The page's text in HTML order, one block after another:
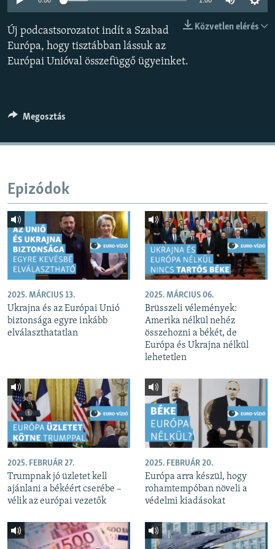
EURÓPAI UNIÓ
VILÁG
KLÍMAVÁLTOZÁS
KÖVESSEN MINKET!
Közvetlen elérés
Új podcastsorozatot indít a Szabad
Európa, hogy tisztábban lássuk az
Európai Unióval összefüggő ügyeinket.
Megosztás
Epizódok
2025. MÁRCIUS 13.
Ukrajna és az Európai Unió
biztonsága egyre inkább
elválaszthatatlan
2025. MÁRCIUS 06.
Brüsszeli vélemények:
Amerika nélkül nehéz
összehozni a békét, de
Európa és Ukrajna nélkül
lehetetlen
2025. FEBRUÁR 27.
Trumpnak jó üzletet kell
ajánlani a békéért cserébe –
vélik az európai vezetők
2025. FEBRUÁR 20.
Európa arra készül, hogy
rohamtempóban növeli a
védelmi kiadásokat